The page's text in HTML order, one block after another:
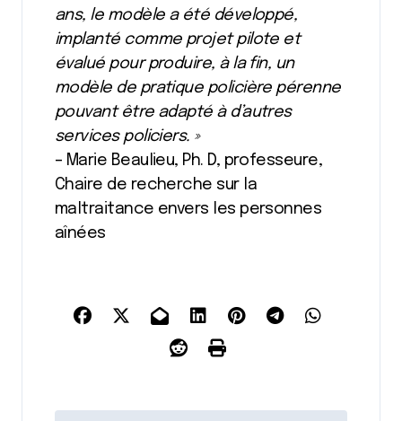
ans, le modèle a été développé,
implanté comme projet pilote et
évalué pour produire, à la fin, un
modèle de pratique policière pérenne
pouvant être adapté à d’autres
services policiers. »
– Marie Beaulieu, Ph. D, professeure,
Chaire de recherche sur la
maltraitance envers les personnes
aînées